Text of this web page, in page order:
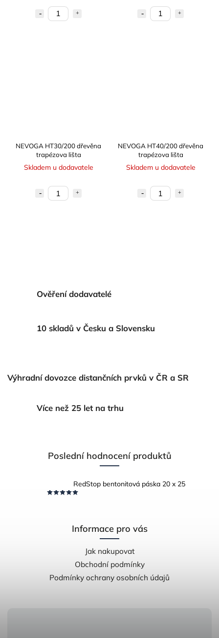
NEVOGA HT30/200 dřevěna
trapézova lišta
Skladem u dodavatele
NEVOGA HT40/200 dřevěna
trapézova lišta
Skladem u dodavatele
Ověření dodavatelé
10 skladů v Česku a Slovensku
Výhradní dovozce distančních prvků v ČR a SR
Více než 25 let na trhu
Poslední hodnocení produktů
RedStop bentonitová páska 20 x 25
Informace pro vás
Jak nakupovat
Obchodní podmínky
Podmínky ochrany osobních údajů